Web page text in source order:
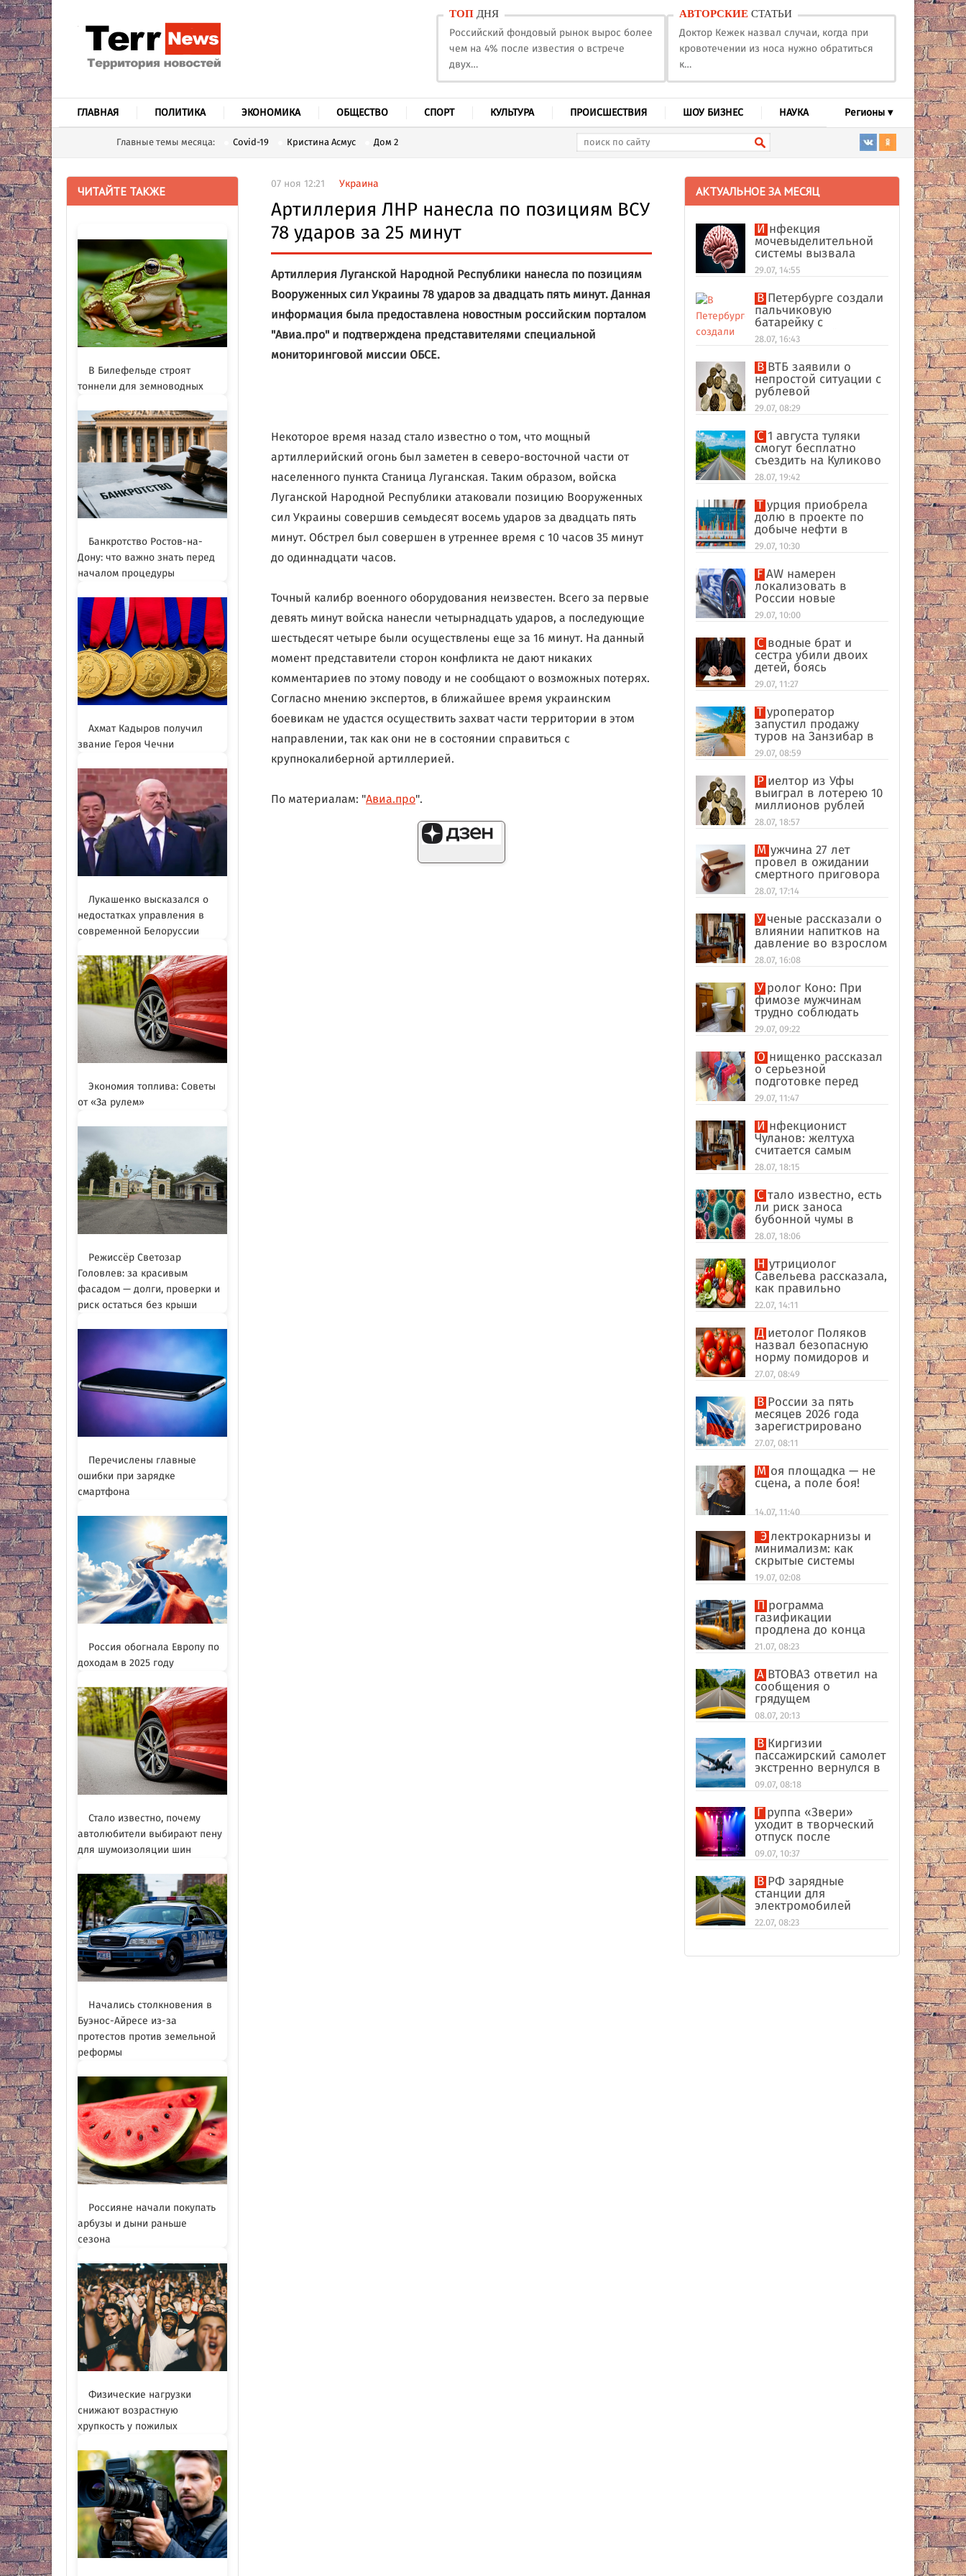
ТОП ДНЯ
Российский фондовый рынок вырос более
чем на 4% после известия о встрече
двух…
АВТОРСКИЕ СТАТЬИ
Доктор Кежек назвал случаи, когда при
кровотечении из носа нужно обратиться
к…
ГЛАВНАЯ ПОЛИТИКА ЭКОНОМИКА ОБЩЕСТВО СПОРТ КУЛЬТУРА ПРОИСШЕСТВИЯ ШОУ БИЗНЕС НАУКА Регионы ▾
Главные темы месяца: Covid-19 Кристина Асмус Дом 2
ЧИТАЙТЕ ТАКЖЕ
В Билефельде строят
тоннели для земноводных
Банкротство Ростов-на-
Дону: что важно знать перед
началом процедуры
Ахмат Кадыров получил
звание Героя Чечни
Лукашенко высказался о
недостатках управления в
современной Белоруссии
Экономия топлива: Советы
от «За рулем»
Режиссёр Светозар
Головлев: за красивым
фасадом — долги, проверки и
риск остаться без крыши
Перечислены главные
ошибки при зарядке
смартфона
Россия обогнала Европу по
доходам в 2025 году
Стало известно, почему
автолюбители выбирают пену
для шумоизоляции шин
Начались столкновения в
Буэнос-Айресе из-за
протестов против земельной
реформы
Россияне начали покупать
арбузы и дыни раньше
сезона
Физические нагрузки
снижают возрастную
хрупкость у пожилых
07 ноя 12:21 Украина
Артиллерия ЛНР нанесла по позициям ВСУ
78 ударов за 25 минут
Артиллерия Луганской Народной Республики нанесла по позициям
Вооруженных сил Украины 78 ударов за двадцать пять минут. Данная
информация была предоставлена новостным российским порталом
"Авиа.про" и подтверждена представителями специальной
мониторинговой миссии ОБСЕ.
Некоторое время назад стало известно о том, что мощный
артиллерийский огонь был заметен в северо-восточной части от
населенного пункта Станица Луганская. Таким образом, войска
Луганской Народной Республики атаковали позицию Вооруженных
сил Украины совершив семьдесят восемь ударов за двадцать пять
минут. Обстрел был совершен в утреннее время с 10 часов 35 минут
до одиннадцати часов.
Точный калибр военного оборудования неизвестен. Всего за первые
девять минут войска нанесли четырнадцать ударов, а последующие
шестьдесят четыре были осуществлены еще за 16 минут. На данный
момент представители сторон конфликта не дают никаких
комментариев по этому поводу и не сообщают о возможных потерях.
Согласно мнению экспертов, в ближайшее время украинским
боевикам не удастся осуществить захват части территории в этом
направлении, так как они не в состоянии справиться с
крупнокалиберной артиллерией.
По материалам: "Авиа.про".
АКТУАЛЬНОЕ ЗА МЕСЯЦ
Инфекция
мочевыделительной
системы вызвала
абсцесс мозга у
американки
29.07, 14:55
В Петербурге создали
пальчиковую
батарейку с
беспроводной
зарядкой
28.07, 16:43
В ВТБ заявили о
непростой ситуации с
рублевой
ликвидностью в
банковском секторе
29.07, 08:29
С 1 августа туляки
смогут бесплатно
съездить на Куликово
поле
28.07, 19:42
Турция приобрела
долю в проекте по
добыче нефти в
иракском Киркуке
29.07, 10:30
FAW намерен
локализовать в
России новые
кроссоверы
29.07, 10:00
Сводные брат и
сестра убили двоих
детей, боясь
разоблачения инцеста
29.07, 11:27
Туроператор
запустил продажу
туров на Занзибар в
качестве
альтернативы Турции
29.07, 08:59
Риелтор из Уфы
выиграл в лотерею 10
миллионов рублей
28.07, 18:57
Мужчина 27 лет
провел в ожидании
смертного приговора
из-за поддельных
улик в США
28.07, 17:14
Ученые рассказали о
влиянии напитков на
давление во взрослом
возрасте
28.07, 16:08
Уролог Коно: При
фимозе мужчинам
трудно соблюдать
интимную гигиену
29.07, 09:22
Онищенко рассказал
о серьезной
подготовке перед
отпуском в
экзотические страны
29.07, 11:47
Инфекционист
Чуланов: желтуха
считается самым
главным признаком
гепатита
28.07, 18:15
Стало известно, есть
ли риск заноса
бубонной чумы в
Россию
28.07, 18:06
Нутрициолог
Савельева рассказала,
как правильно
формировать
пищевые привычки
22.07, 14:11
Диетолог Поляков
назвал безопасную
норму помидоров и
огурцов
27.07, 08:49
В России за пять
месяцев 2026 года
зарегистрировано
рекордное число
иностранных
компаний
27.07, 08:11
Моя площадка — не
сцена, а поле боя!
14.07, 11:40
Электрокарнизы и
минимализм: как
скрытые системы
делают интерьер
дороже
19.07, 02:08
Программа
газификации
продлена до конца
2026 года
21.07, 08:23
АВТОВАЗ ответил на
сообщения о
грядущем
подорожании Lada
08.07, 20:13
В Киргизии
пассажирский самолет
экстренно вернулся в
аэропорт вылета
09.07, 08:18
Группа «Звери»
уходит в творческий
отпуск после
завершающего
концерта в
«Лужниках»
09.07, 10:37
В РФ зарядные
станции для
электромобилей
оказались на грани
перегрузки
22.07, 08:23